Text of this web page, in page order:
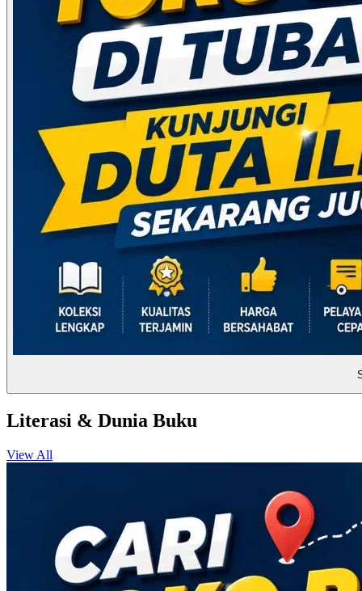
Literasi & Dunia Buku
View All